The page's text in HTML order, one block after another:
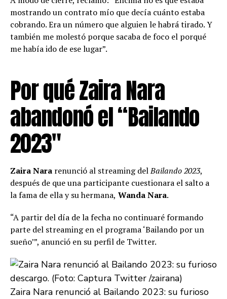
mostrando un contrato mío que decía cuánto estaba
cobrando. Era un número que alguien le habrá tirado. Y
también me molestó porque sacaba de foco el porqué
me había ido de ese lugar”.
Por qué Zaira Nara
abandonó el “Bailando
2023″
Zaira Nara renunció al streaming delBailando 2023,
después de que una participante cuestionara el salto a
la fama de ella y su hermana, Wanda Nara.
“A partir del día de la fecha no continuaré formando
parte del streaming en el programa ‘Bailando por un
sueño’”, anunció en su perfil de Twitter.
Zaira Nara renunció al Bailando 2023: su furioso